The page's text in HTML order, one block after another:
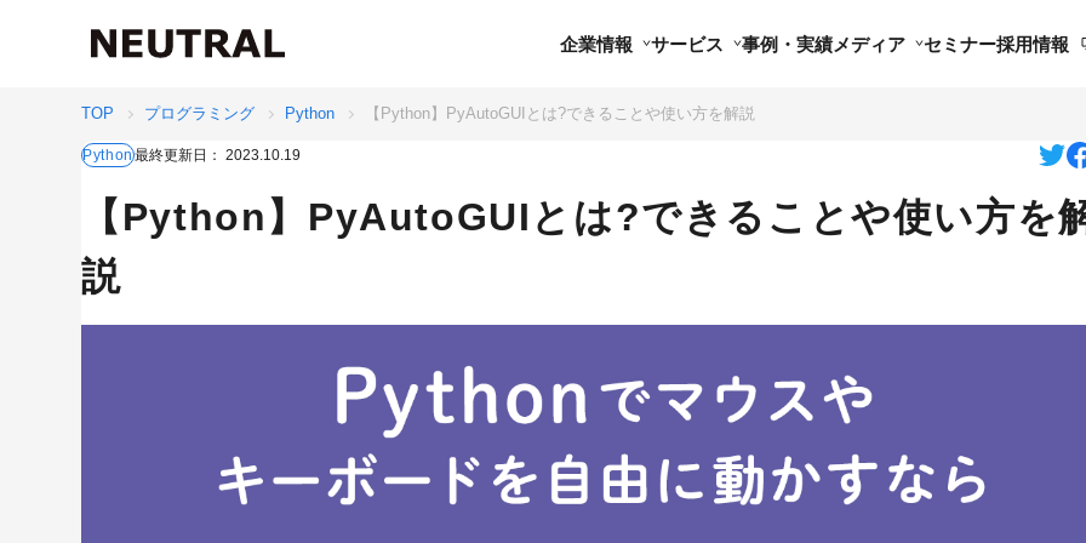
企業情報 サービス 事例・実績メディア セミナー採用情報
TOP プログラミング Python 【Python】PyAutoGUIとは?できることや使い方を解説
Python最終更新日： 2023.10.19
【Python】PyAutoGUIとは?できることや使い方を
説